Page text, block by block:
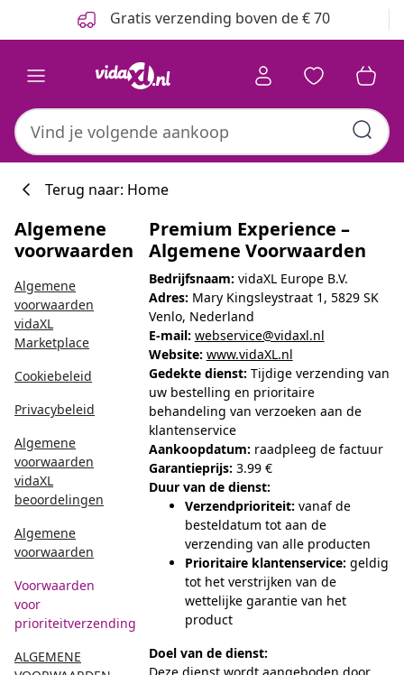
Gratis verzending boven de € 70
Terug naar: Home
Algemene
voorwaarden
Algemene
voorwaarden
vidaXL
Marketplace
Cookiebeleid
Privacybeleid
Algemene
voorwaarden
vidaXL
beoordelingen
Algemene
voorwaarden
Voorwaarden
voor
prioriteitverzending
ALGEMENE
Premium Experience –
Algemene Voorwaarden
Bedrijfsnaam: vidaXL Europe B.V.
Adres: Mary Kingsleystraat 1, 5829 SK
Venlo, Nederland
E-mail: webservice@vidaxl.nl
Website: www.vidaXL.nl
Gedekte dienst: Tijdige verzending van
uw bestelling en prioritaire
behandeling van verzoeken aan de
klantenservice
Aankoopdatum: raadpleeg de factuur
Garantieprijs: 3.99 €
Duur van de dienst:
Verzendprioriteit: vanaf de
besteldatum tot aan de
verzending van alle producten
Prioritaire klantenservice: geldig
tot het verstrijken van de
wettelijke garantie van het
product
Doel van de dienst: